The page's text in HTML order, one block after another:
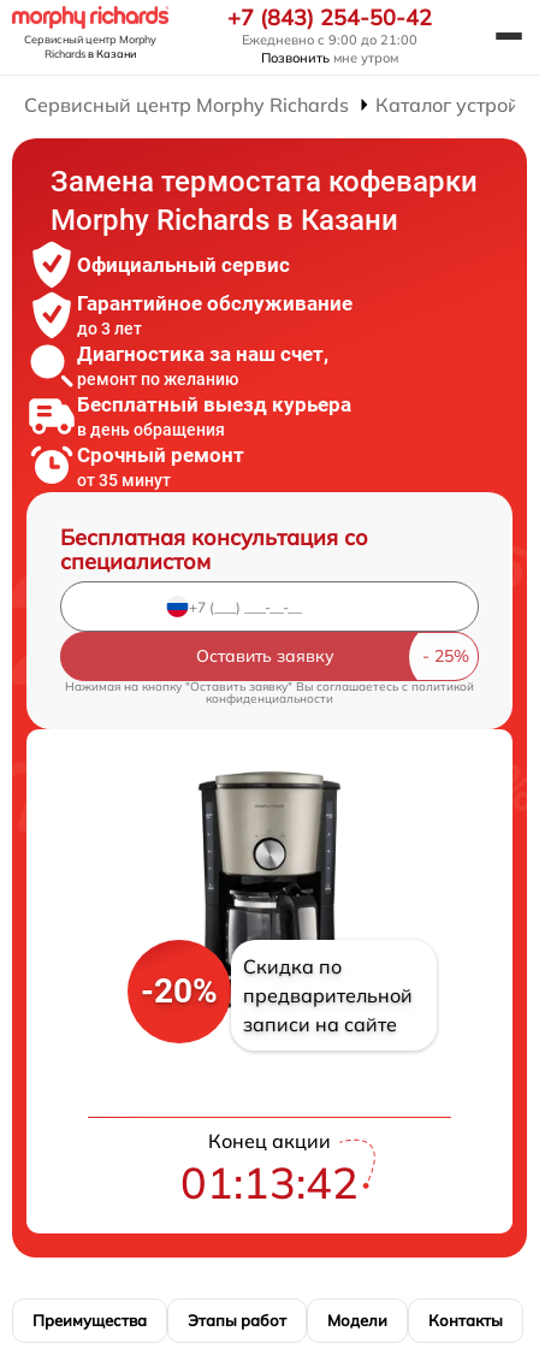
Сервисный центр Morphy
Richardsв Казани
+7 (843) 254-50-42
Ежедневно с 9:00 до 21:00
Позвонить мне утром
Сервисный центр Morphy Richards Каталог
Замена термостата кофеварки
Morphy Richards в Казани
Официальный сервис
Гарантийное обслуживание
до 3 лет
Диагностика за наш счет,
ремонт по желанию
Бесплатный выезд курьера
в день обращения
Срочный ремонт
от 35 минут
Бесплатная консультация со
специалистом
Оставить заявку
Нажимая на кнопку "Оставить заявку" Вы соглашаетесь cполитикой
конфиденциальности
-20%
Скидка по
предварительной
записи на сайте
Конец акции
01:13:42
Преимущества Этапы работ Модели Контакты